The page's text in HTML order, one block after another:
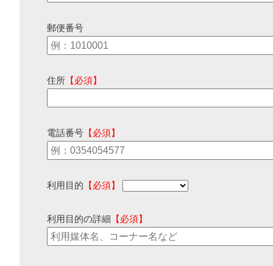
郵便番号
住所 【必須】
電話番号 【必須】
利用目的 【必須】
利用目的の詳細 【必須】